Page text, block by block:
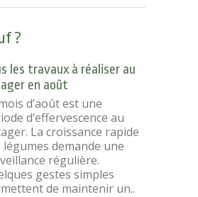
?
les travaux à réaliser au
en août
d’août est une
d’effervescence au
La croissance rapide
légumes demande une
régulière.
gestes simples
de maintenir un..